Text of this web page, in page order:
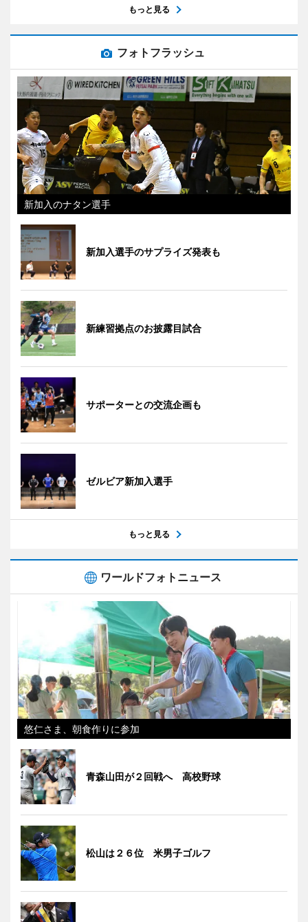
もっと見る
フォトフラッシュ
新加入のナタン選手
新加入選手のサプライズ発表も
新練習拠点のお披露目試合
サポーターとの交流企画も
ゼルビア新加入選手
もっと見る
ワールドフォトニュース
悠仁さま、朝食作りに参加
青森山田が２回戦へ 高校野球
松山は２６位 米男子ゴルフ